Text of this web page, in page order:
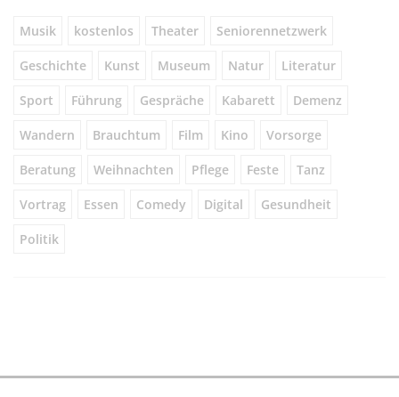
Musik kostenlos Theater Seniorennetzwerk
Geschichte Kunst Museum Natur Literatur
Sport Führung Gespräche Kabarett Demenz
Wandern Brauchtum Film Kino Vorsorge
Beratung Weihnachten Pflege Feste Tanz
Vortrag Essen Comedy Digital Gesundheit
Politik